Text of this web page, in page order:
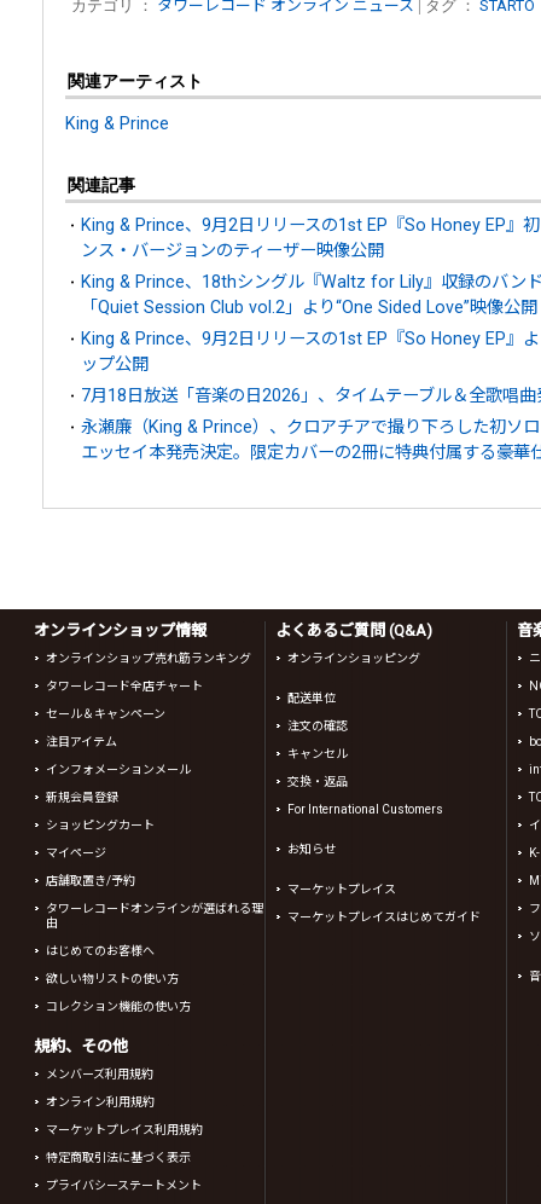
カテゴリ ： タワーレコード オンライン ニュース | タグ ： STARTO
関連アーティスト
King & Prince
関連記事
King & Prince、9月2日リリースの1st EP『So Honey EP』
ンス・バージョンのティーザー映像公開
King & Prince、18thシングル『Waltz for Lily』収録のバン
「Quiet Session Club vol.2」より“One Sided Love”映像公開
King & Prince、9月2日リリースの1st EP『So Honey EP』
ップ公開
7月18日放送「音楽の日2026」、タイムテーブル＆全歌唱曲
永瀬廉（King & Prince）、クロアチアで撮り下ろした初ソ
エッセイ本発売決定。限定カバーの2冊に特典付属する豪華
オンラインショップ情報
オンラインショップ売れ筋ランキング
タワーレコード全店チャート
セール＆キャンペーン
注目アイテム
インフォメーションメール
新規会員登録
ショッピングカート
マイページ
店舗取置き/予約
タワーレコードオンラインが選ばれる理
由
はじめてのお客様へ
欲しい物リストの使い方
コレクション機能の使い方
規約、その他
メンバーズ利用規約
オンライン利用規約
マーケットプレイス利用規約
特定商取引法に基づく表示
プライバシーステートメント
よくあるご質問 (Q&A)
オンラインショッピング
配送単位
注文の確認
キャンセル
交換・返品
For International Customers
お知らせ
マーケットプレイス
マーケットプレイスはじめてガイド
音